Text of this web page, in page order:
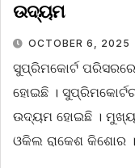
ଉଦ୍ୟମ
OCTOBER 6, 2025
ସୁପ୍ରିମକୋର୍ଟ
ହୋଇଛି ।
ଉଦ୍ୟମ ହୋଇଛି ।
ଓକିଲ ରାକେଶ କିଶୋର